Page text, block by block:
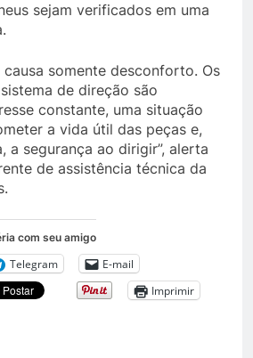
sejam verificados em uma
causa somente desconforto. Os
de direção são
constante, uma situação
a vida útil das peças e,
a segurança ao dirigir”, alerta
de assistência técnica da
com seu amigo
Telegram
E-mail
Imprimir